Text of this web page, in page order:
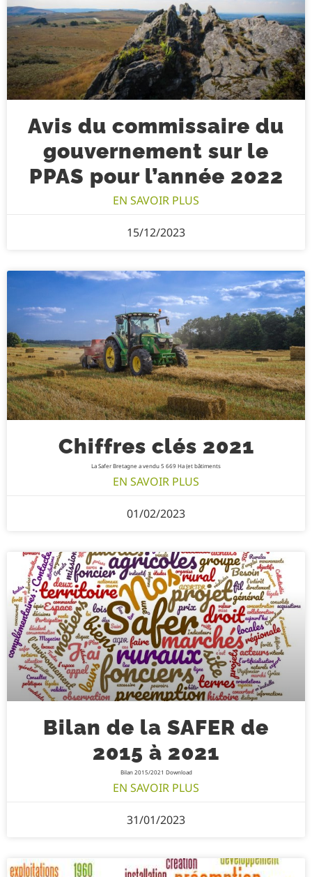
Avis du commissaire du
gouvernement sur le
PPAS pour l’année 2022
EN SAVOIR PLUS
15/12/2023
Chiffres clés 2021
La Safer Bretagne a vendu 5 669 Ha (et bâtiments
EN SAVOIR PLUS
01/02/2023
Bilan de la SAFER de
2015 à 2021
Bilan 2015/2021 Download
EN SAVOIR PLUS
31/01/2023